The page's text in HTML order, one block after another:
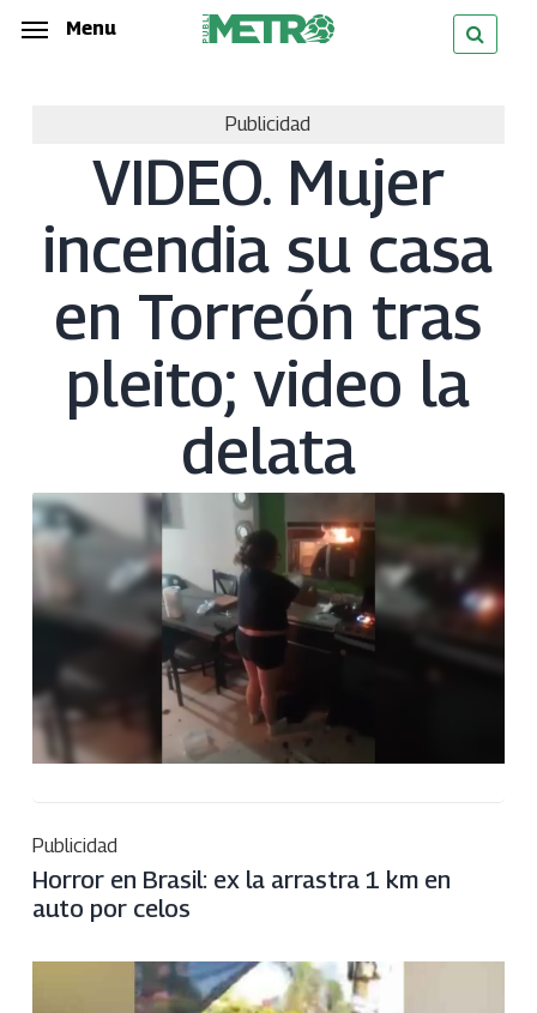
Skip
Menu
Publicidad
VIDEO. Mujer
incendia su casa
en Torreón tras
pleito; video la
delata
Publicidad
Horror en Brasil: ex la arrastra 1 km en
auto por celos
Menu